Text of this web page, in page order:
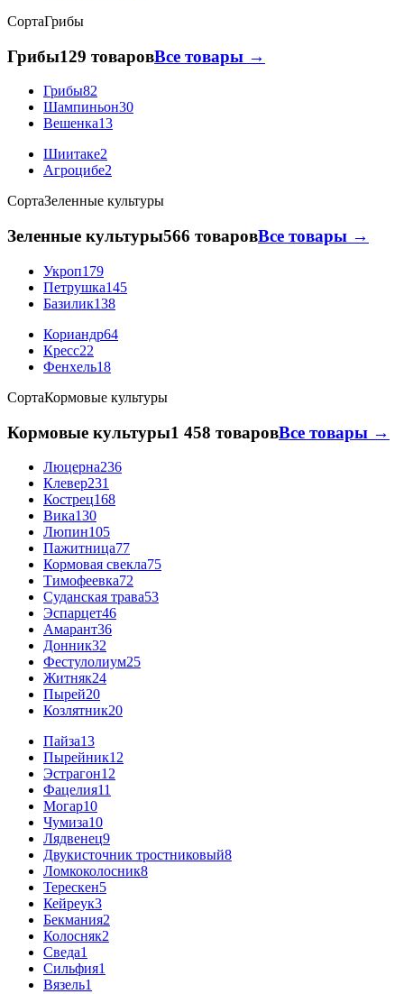
СортаГрибы
Грибы129 товаровВсе товары →
Грибы82
Шампиньон30
Вешенка13
Шиитаке2
Агроцибе2
СортаЗеленные культуры
Зеленные культуры566 товаровВсе товары →
Укроп179
Петрушка145
Базилик138
Кориандр64
Кресс22
Фенхель18
СортаКормовые культуры
Кормовые культуры1 458 товаровВсе товары →
Люцерна236
Клевер231
Кострец168
Вика130
Люпин105
Пажитница77
Кормовая свекла75
Тимофеевка72
Суданская трава53
Эспарцет46
Амарант36
Донник32
Фестулолиум25
Житняк24
Пырей20
Козлятник20
Пайза13
Пырейник12
Эстрагон12
Фацелия11
Могар10
Чумиза10
Лядвенец9
Двукисточник тростниковый8
Ломкоколосник8
Терескен5
Кейреук3
Бекмания2
Колосняк2
Сведа1
Сильфия1
Вязель1